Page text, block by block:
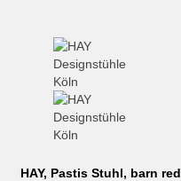
HAY, Pastis Stuhl, barn red